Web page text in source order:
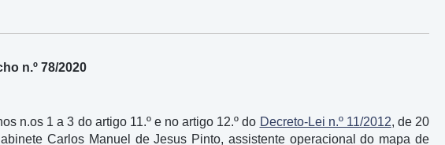
n.º 78/2020
n.os 1 a 3 do artigo 11.º e no artigo 12.º do Decreto-Lei n.º 11/2012, de 20
Carlos Manuel de Jesus Pinto, assistente operacional do mapa de